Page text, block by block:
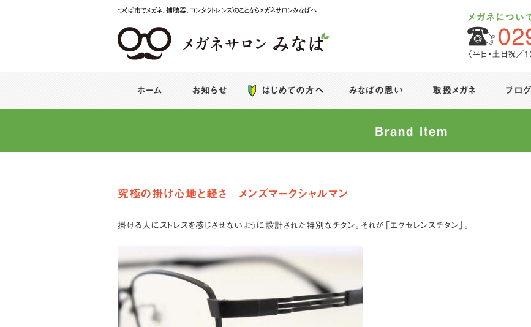
つくば市でメガネ、補聴器、コンタクトレンズのことならメガネサロンみなばへ
ホーム お知らせ はじめての方へ みなばの思い 取扱メガネ ブログ
Brand item
究極の掛け心地と軽さ メンズマークシャルマン
掛ける人にストレスを感じさせないように設計された特別なチタン。それが「エクセレンスチタン」。